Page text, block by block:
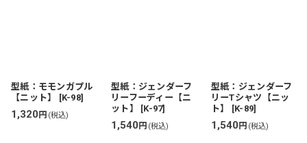
型紙：モモンガプル
【ニット】
[K-98]
1,320円 (税込)
型紙：ジェンダーフ
リーフーディー【ニ
ット】
[K-97]
1,540円 (税込)
型紙：ジェンダーフ
リーTシャツ【ニッ
ト】
[K-89]
1,540円 (税込)